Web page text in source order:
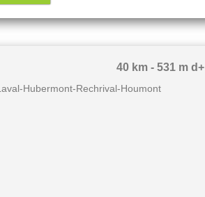
40 km - 531 m d+
Hubermont-Rechrival-Houmont